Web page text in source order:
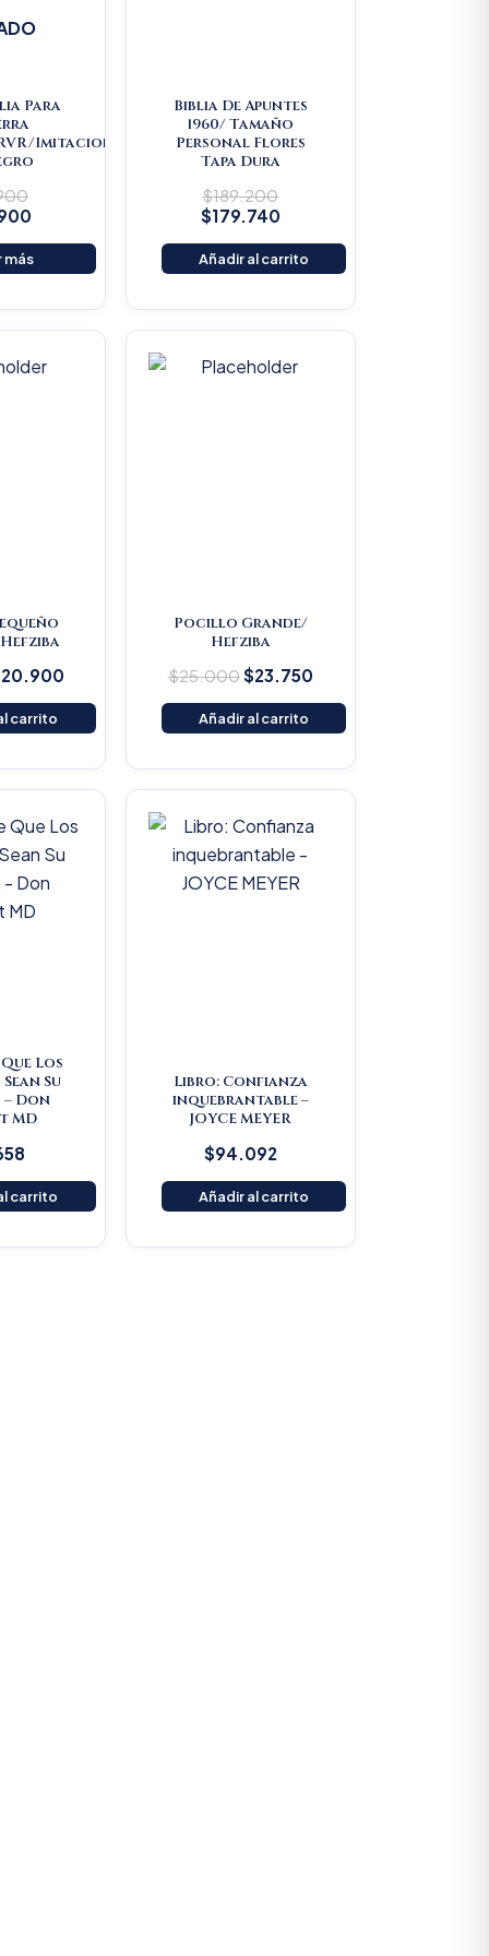
Para
Imitacion
más
Biblia De Apuntes
1960/ Tamaño
Personal Flores
Tapa Dura
$189.200
$179.740
Añadir al carrito
20.900
Current
carrito
Pocillo Grande/
Hefziba
$25.000
price
$23.750
Current
Añadir al carrito
Los
Su
Don
MD
carrito
Libro: Confianza
inquebrantable –
JOYCE MEYER
$94.092
Añadir al carrito